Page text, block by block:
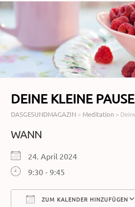
DEINE KLEINE PAUSE
DASGESUNDMAGAZIN > Meditation >
WANN
24. April 2024
9:30 - 9:45
ZUM KALENDER HINZUFÜGEN